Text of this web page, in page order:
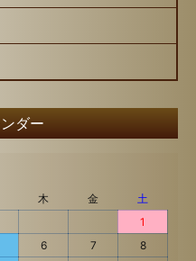
木 金
土
1
6 7
8